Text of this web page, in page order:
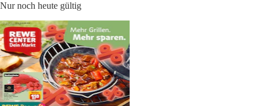
Nur noch heute gültig